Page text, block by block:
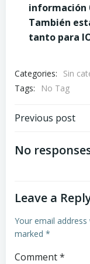
información
También
tanto para
Categories:
Sin
Tags:
No Tag
Post
Previous post
No
Leave a
Your email
marked *
Comment*